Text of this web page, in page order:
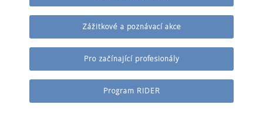
Zážitkové a poznávací akce
Pro začínající profesionály
Program RIDER